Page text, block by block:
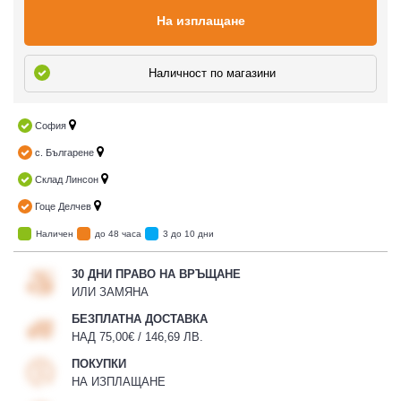
На изплащане
Наличност по магазини
София
с. Българене
Склад Линсон
Гоце Делчев
Наличен до 48 часа 3 до 10 дни
30 ДНИ ПРАВО НА ВРЪЩАНЕ
ИЛИ ЗАМЯНА
БЕЗПЛАТНА ДОСТАВКА
НАД 75,00€ / 146,69 ЛВ.
ПОКУПКИ
НА ИЗПЛАЩАНЕ